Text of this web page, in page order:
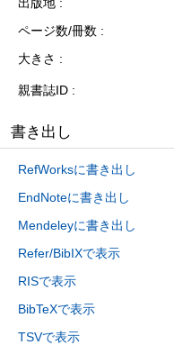
ページ数/冊数
大きさ
親書誌ID
書き出し
RefWorksに書き出し
EndNoteに書き出し
Mendeleyに書き出し
Refer/BibIXで表示
RISで表示
BibTeXで表示
TSVで表示